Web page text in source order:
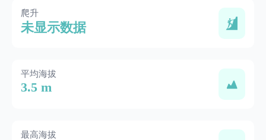
爬升
未显示数据
平均海拔
3.5 m
最高海拔